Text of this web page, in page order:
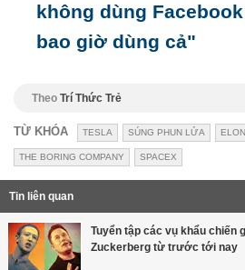
không dùng
bao giờ dùng cả"
Theo Trí Thức Trẻ
TỪ KHÓA TESLA SÚNG PHUN LỬA
THE BORING COMPANY SPACEX
Tin liên quan
Tuyển tập các vụ khẩu chiến
Zuckerberg từ trước tới nay